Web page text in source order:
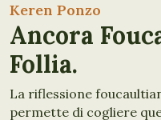
Keren Ponzo
Ancora
Follia.
La riflessione
permette di cogliere